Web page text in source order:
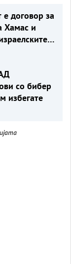
е договор за
Хамас и
со бибер
избегате